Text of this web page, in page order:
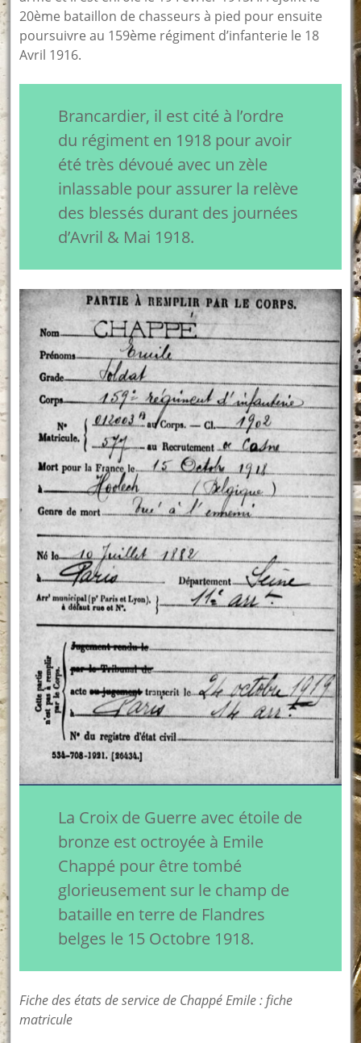
20ème bataillon de chasseurs à pied pour ensuite
poursuivre au 159ème régiment d’infanterie le 18
Avril 1916.
Brancardier, il est cité à l’ordre
du régiment en 1918 pour avoir
été très dévoué avec un zèle
inlassable pour assurer la relève
des blessés durant des journées
d’Avril & Mai 1918.
La Croix de Guerre avec étoile de
bronze est octroyée à Emile
Chappé pour être tombé
glorieusement sur le champ de
bataille en terre de Flandres
belges le 15 Octobre 1918.
Fiche des états de service de Chappé Emile : fiche
matricule